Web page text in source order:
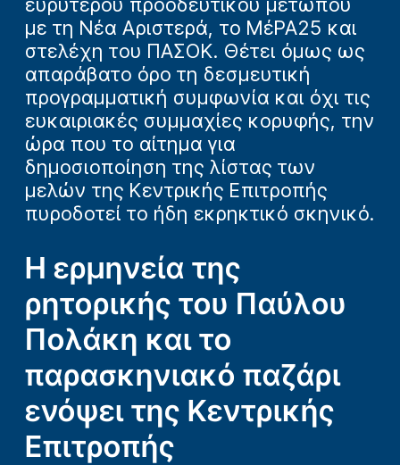
ευρύτερου προοδευτικού μετώπου
με τη Νέα Αριστερά, το ΜέΡΑ25 και
στελέχη του ΠΑΣΟΚ. Θέτει όμως ως
απαράβατο όρο τη δεσμευτική
προγραμματική συμφωνία και όχι τις
ευκαιριακές συμμαχίες κορυφής, την
ώρα που το αίτημα για
δημοσιοποίηση της λίστας των
μελών της Κεντρικής Επιτροπής
πυροδοτεί το ήδη εκρηκτικό σκηνικό.
Η ερμηνεία της
ρητορικής του Παύλου
Πολάκη και το
παρασκηνιακό παζάρι
ενόψει της Κεντρικής
Επιτροπής